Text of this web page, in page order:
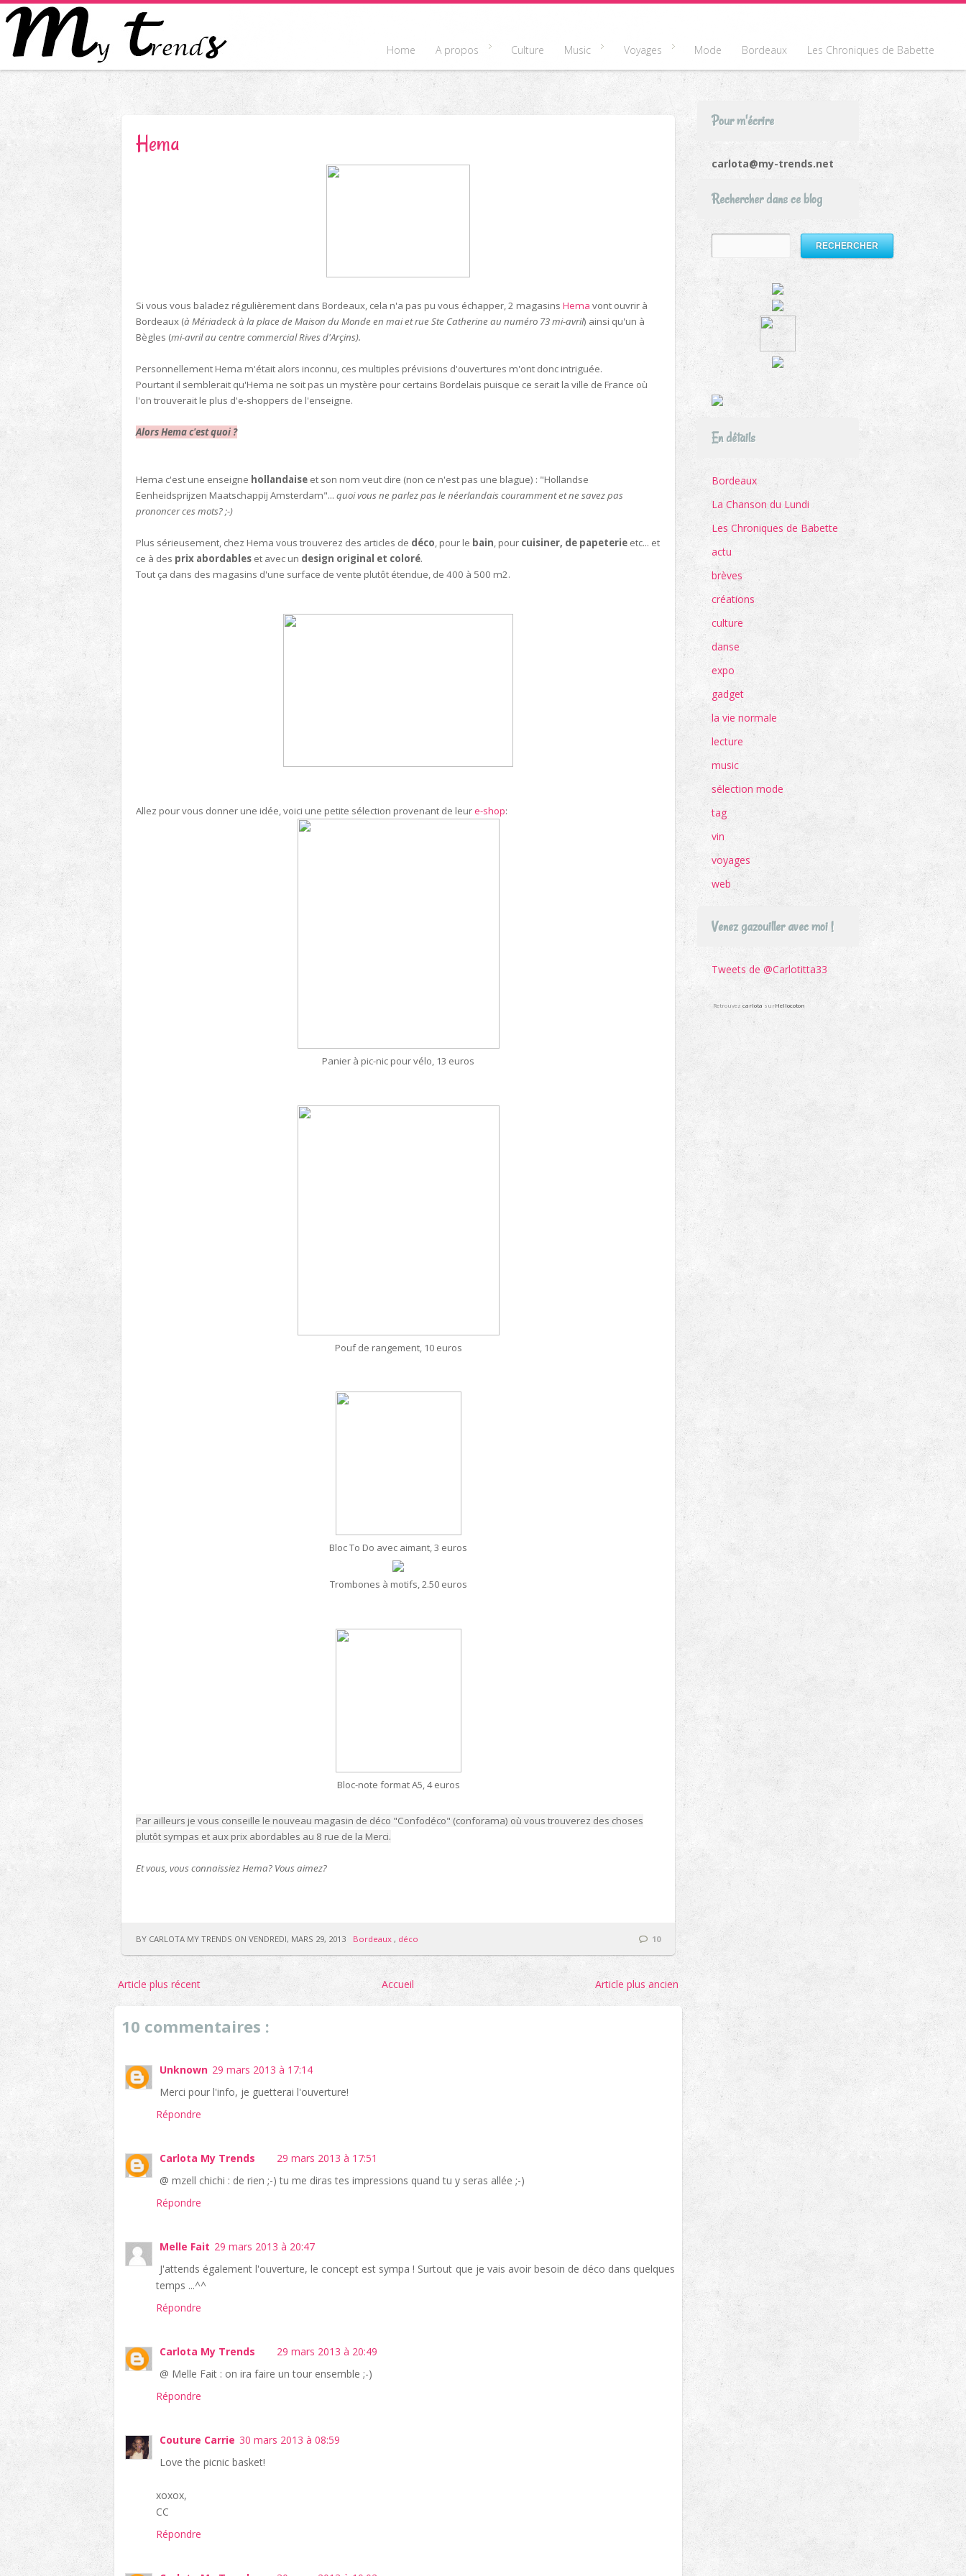
Home A propos Culture Music Voyages Mode Bordeaux Les Chroniques de Babette
Hema
Si vous vous baladez régulièrement dans Bordeaux, cela n'a pas pu vous échapper, 2 magasins Hema vont ouvrir à
Bordeaux (à Mériadeck à la place de Maison du Monde en mai et rue Ste Catherine au numéro 73 mi-avril) ainsi qu'un à
Bègles (mi-avril au centre commercial Rives d'Arçins).
Personnellement Hema m'était alors inconnu, ces multiples prévisions d'ouvertures m'ont donc intriguée.
Pourtant il semblerait qu'Hema ne soit pas un mystère pour certains Bordelais puisque ce serait la ville de France où
l'on trouverait le plus d'e-shoppers de l'enseigne.
Alors Hema c'est quoi ?
Hema c'est une enseigne hollandaise et son nom veut dire (non ce n'est pas une blague) : "Hollandse
Eenheidsprijzen Maatschappij Amsterdam"... quoi vous ne parlez pas le néerlandais couramment et ne savez pas
prononcer ces mots? ;-)
Plus sérieusement, chez Hema vous trouverez des articles de déco, pour le bain, pour cuisiner, de papeterie etc... et
ce à des prix abordables et avec un design original et coloré.
Tout ça dans des magasins d'une surface de vente plutôt étendue, de 400 à 500 m2.
Allez pour vous donner une idée, voici une petite sélection provenant de leure-shop:
Panier à pic-nic pour vélo, 13 euros
Pouf de rangement, 10 euros
Bloc To Do avec aimant, 3 euros
Trombones à motifs, 2.50 euros
Bloc-note format A5, 4 euros
Par ailleurs je vous conseille le nouveau magasin de déco "Confodéco" (conforama) où vous trouverez des choses
plutôt sympas et aux prix abordables au 8 rue de la Merci.
Et vous, vous connaissiez Hema? Vous aimez?
BY CARLOTA MY TRENDS ON VENDREDI, MARS 29, 2013 Bordeaux , déco 10
Article plus récent Article plus ancien
Accueil
10 commentaires :
Unknown 29 mars 2013 à 17:14
Merci pour l'info, je guetterai l'ouverture!
Répondre
Carlota My Trends
29 mars 2013 à 17:51
@ mzell chichi : de rien ;-) tu me diras tes impressions quand tu y seras allée ;-)
Répondre
Melle Fait 29 mars 2013 à 20:47
J'attends également l'ouverture, le concept est sympa ! Surtout que je vais avoir besoin de déco dans quelques
temps ...^^
Répondre
Carlota My Trends
29 mars 2013 à 20:49
@ Melle Fait : on ira faire un tour ensemble ;-)
Répondre
Couture Carrie 30 mars 2013 à 08:59
Love the picnic basket!
xoxox,
CC
Répondre
Pour m'écrire
carlota@my-trends.net
Rechercher dans ce blog
En détails
Bordeaux
La Chanson du Lundi
Les Chroniques de Babette
actu
brèves
créations
culture
danse
expo
gadget
la vie normale
lecture
music
sélection mode
tag
vin
voyages
web
Venez gazouiller avec moi !
Tweets de @Carlotitta33
Retrouvez carlota surHellocoton